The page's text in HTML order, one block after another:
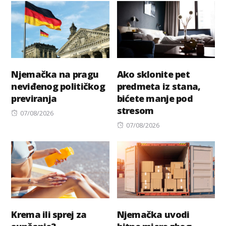
Njemačka na pragu
neviđenog političkog
previranja
Posted
07/08/2026
Ako sklonite pet
predmeta iz stana,
bićete manje pod
stresom
Posted
07/08/2026
Krema ili sprej za
Njemačka uvodi